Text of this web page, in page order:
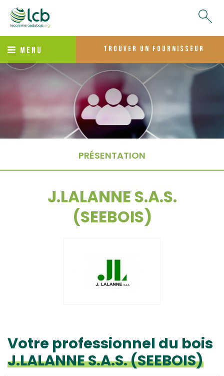
MENU trouver un fournisseur
PRÉSENTATION
J.LALANNE S.A.S.
(SEEBOIS)
Votre professionnel du bois
J.LALANNE S.A.S. (SEEBOIS)